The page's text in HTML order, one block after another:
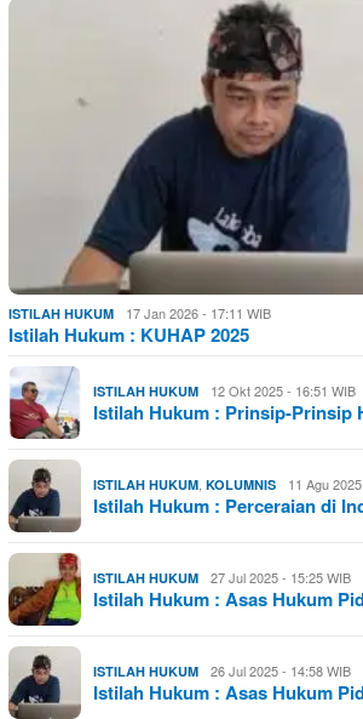
ISTILAH HUKUM 17 Jan 2026 - 17:11 WIB
Istilah Hukum : KUHAP 2025
ISTILAH HUKUM 12 Okt 2025 - 16:51 WIB
Istilah Hukum : Prinsip-Prinsip
ISTILAH HUKUM, KOLUMNIS 11 Agu
Istilah Hukum : Perceraian di
ISTILAH HUKUM 27 Jul 2025 - 15:25 WIB
Istilah Hukum : Asas Hukum
ISTILAH HUKUM 26 Jul 2025 - 14:58 WIB
Istilah Hukum : Asas Hukum